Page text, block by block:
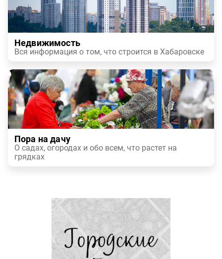
Недвижимость
Вся информация о том, что строится в Хабаровске
Пора на дачу
О садах, огородах и обо всем, что растет на
грядках